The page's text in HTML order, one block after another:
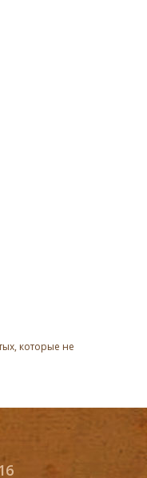
которые не